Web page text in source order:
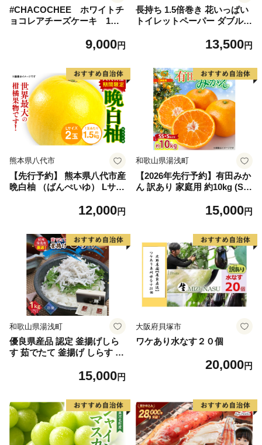
#CHACOCHEE ホワイトチ
ョコレアチーズケーキ 1ホ
海町,チーズ,ちーず,チーズケ
9,000円
長持ち 1.5倍巻き 花いっぱい
トイレットペーパー ダブル 4
プリント ハーブ 香り付き 日
品 備蓄 送料無料 北海道 倶知
安町 日用品
13,500円
熊本県八代市
【先行予約】 熊本県八代市産
晩白柚 （ばんぺいゆ） Lサイ
もの フルーツ おやつ 特産 熊
12,000円
和歌山県湯浅町
【2026年先行予約】有田みか
ん 訳あり 家庭用 約10kg (S
ん フルーツ 柑橘 果物 果実
6098
15,000円
和歌山県湯浅町
優良県産品 認定 釜揚げしら
す 茹でたて 釜揚げ しらす 無
国産 海の幸 海鮮 魚介 紀州湯
無料_C6035n
15,000円
大阪府貝塚市
ワケあり水なす２０個
20,000円